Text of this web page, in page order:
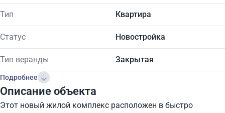
Тип Квартира
Статус Новостройка
Тип веранды Закрытая
Подробнее
Описание объекта
Этот новый жилой комплекс расположен в быстро